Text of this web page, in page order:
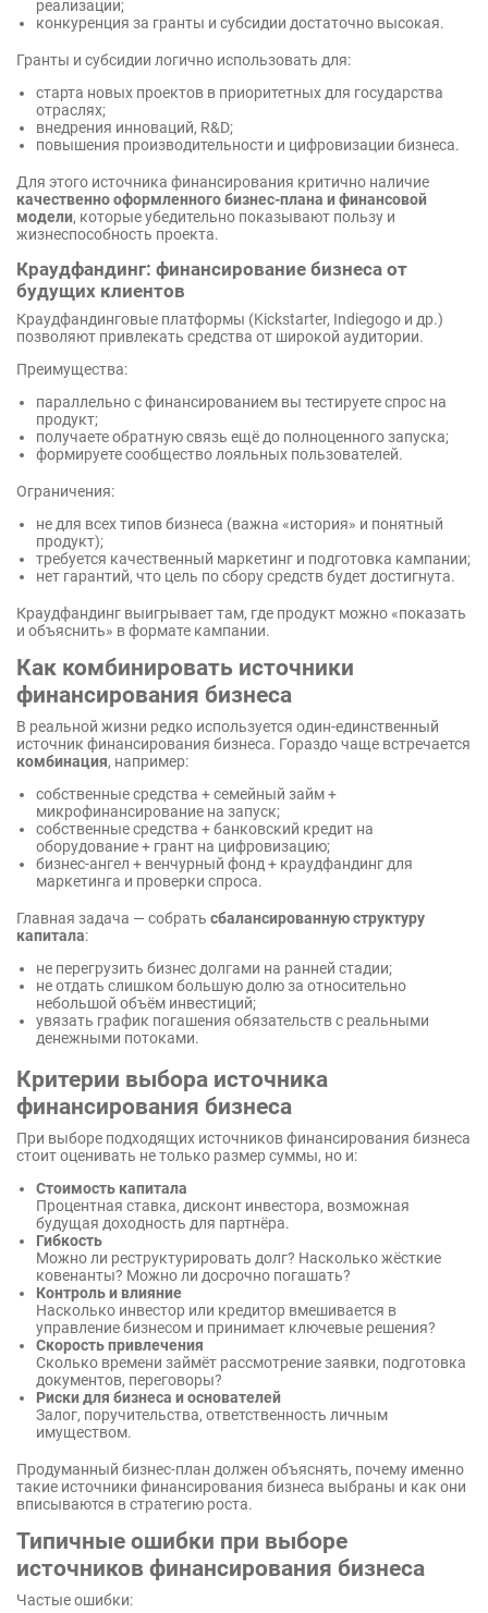
реализации;
конкуренция за гранты и субсидии достаточно высокая.
Гранты и субсидии логично использовать для:
старта новых проектов в приоритетных для государства
отраслях;
внедрения инноваций, R&D;
повышения производительности и цифровизации бизнеса.
Для этого источника финансирования критично наличие
качественно оформленного бизнес-плана и финансовой
модели, которые убедительно показывают пользу и
жизнеспособность проекта.
Краудфандинг: финансирование бизнеса от
будущих клиентов
Краудфандинговые платформы (Kickstarter, Indiegogo и др.)
позволяют привлекать средства от широкой аудитории.
Преимущества:
параллельно с финансированием вы тестируете спрос на
продукт;
получаете обратную связь ещё до полноценного запуска;
формируете сообщество лояльных пользователей.
Ограничения:
не для всех типов бизнеса (важна «история» и понятный
продукт);
требуется качественный маркетинг и подготовка кампании;
нет гарантий, что цель по сбору средств будет достигнута.
Краудфандинг выигрывает там, где продукт можно «показать
и объяснить» в формате кампании.
Как комбинировать источники
финансирования бизнеса
В реальной жизни редко используется один-единственный
источник финансирования бизнеса. Гораздо чаще встречается
комбинация, например:
собственные средства + семейный займ +
микрофинансирование на запуск;
собственные средства + банковский кредит на
оборудование + грант на цифровизацию;
бизнес-ангел + венчурный фонд + краудфандинг для
маркетинга и проверки спроса.
Главная задача — собрать сбалансированную структуру
капитала:
не перегрузить бизнес долгами на ранней стадии;
не отдать слишком большую долю за относительно
небольшой объём инвестиций;
увязать график погашения обязательств с реальными
денежными потоками.
Критерии выбора источника
финансирования бизнеса
При выборе подходящих источников финансирования бизнеса
стоит оценивать не только размер суммы, но и:
Стоимость капитала
Процентная ставка, дисконт инвестора, возможная
будущая доходность для партнёра.
Гибкость
Можно ли реструктурировать долг? Насколько жёсткие
ковенанты? Можно ли досрочно погашать?
Контроль и влияние
Насколько инвестор или кредитор вмешивается в
управление бизнесом и принимает ключевые решения?
Скорость привлечения
Сколько времени займёт рассмотрение заявки, подготовка
документов, переговоры?
Риски для бизнеса и основателей
Залог, поручительства, ответственность личным
имуществом.
Продуманный бизнес-план должен объяснять, почему именно
такие источники финансирования бизнеса выбраны и как они
вписываются в стратегию роста.
Типичные ошибки при выборе
источников финансирования бизнеса
Частые ошибки: